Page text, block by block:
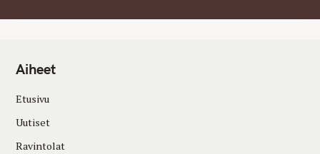
Aiheet
Etusivu
Uutiset
Ravintolat